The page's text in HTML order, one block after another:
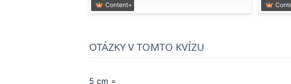
Content+
OTÁZKY V TOMTO KVÍZU
5 cm =